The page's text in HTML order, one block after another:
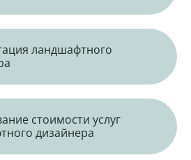
ландшафтного
стоимости услуг
дизайнера